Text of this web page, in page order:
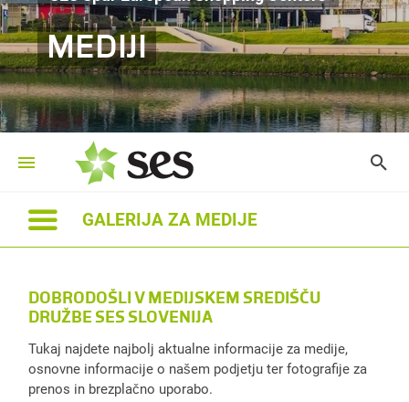
MEDIJI
GALERIJA ZA MEDIJE
DOBRODOŠLI V MEDIJSKEM SREDIŠČU
DRUŽBE SES SLOVENIJA
Tukaj najdete najbolj aktualne informacije za medije,
osnovne informacije o našem podjetju ter fotografije za
prenos in brezplačno uporabo.
TONI PUGELJ
Velikost datoteke: 55 kb | .jpeg